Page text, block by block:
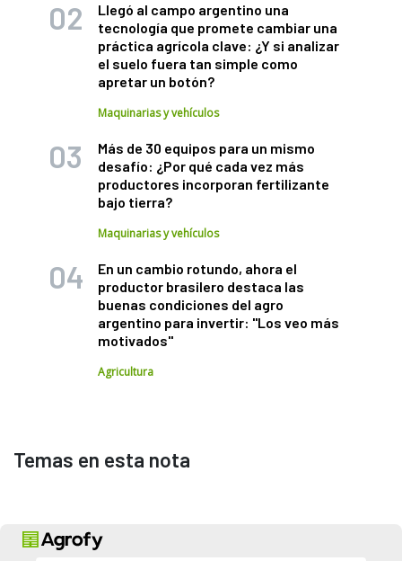
Llegó al campo argentino una
tecnología que promete cambiar una
práctica agrícola clave: ¿Y si analizar
el suelo fuera tan simple como
apretar un botón?
Maquinarias y vehículos
Más de 30 equipos para un mismo
desafío: ¿Por qué cada vez más
productores incorporan fertilizante
bajo tierra?
Maquinarias y vehículos
En un cambio rotundo, ahora el
productor brasilero destaca las
buenas condiciones del agro
argentino para invertir: "Los veo más
motivados"
Agricultura
Temas en esta nota